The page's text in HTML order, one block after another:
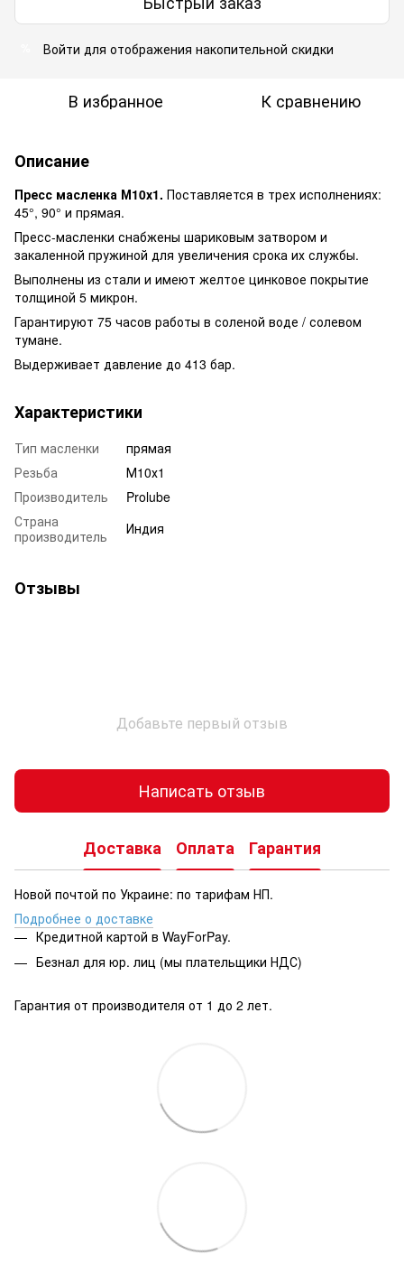
Войти для отображения накопительной скидки
В избранное К сравнению
Описание
Пресс масленка М10х1. Поставляется в трех исполнениях:
45°, 90° и прямая.
Пресс-масленки снабжены шариковым затвором и
закаленной пружиной для увеличения срока их службы.
Выполнены из стали и имеют желтое цинковое покрытие
толщиной 5 микрон.
Гарантируют 75 часов работы в соленой воде / солевом
тумане.
Выдерживает давление до 413 бар.
Характеристики
Тип масленки
прямая
Резьба
М10х1
Производитель
Prolube
Страна
производитель
Индия
Отзывы
Добавьте первый отзыв
Написать отзыв
Доставка Оплата Гарантия
Новой почтой по Украине: по тарифам НП.
Подробнее о доставке
Кредитной картой в WayForPay.
Безнал для юр. лиц (мы плательщики НДС)
Гарантия от производителя от 1 до 2 лет.